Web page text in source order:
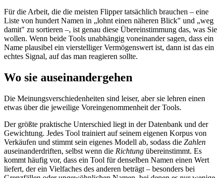
Für die Arbeit, die die meisten Flipper tatsächlich brauchen – eine
Liste von hundert Namen in „lohnt einen näheren Blick" und „weg
damit" zu sortieren –, ist genau diese Übereinstimmung das, was Sie
wollen. Wenn beide Tools unabhängig voneinander sagen, dass ein
Name plausibel ein vierstelliger Vermögenswert ist, dann ist das ein
echtes Signal, auf das man reagieren sollte.
Wo sie auseinandergehen
Die Meinungsverschiedenheiten sind leiser, aber sie lehren einen
etwas über die jeweilige Voreingenommenheit der Tools.
Der größte praktische Unterschied liegt in der Datenbank und der
Gewichtung. Jedes Tool trainiert auf seinem eigenen Korpus von
Verkäufen und stimmt sein eigenes Modell ab, sodass die Zahlen
auseinanderdriften, selbst wenn die Richtung übereinstimmt. Es
kommt häufig vor, dass ein Tool für denselben Namen einen Wert
liefert, der ein Vielfaches des anderen beträgt – besonders bei